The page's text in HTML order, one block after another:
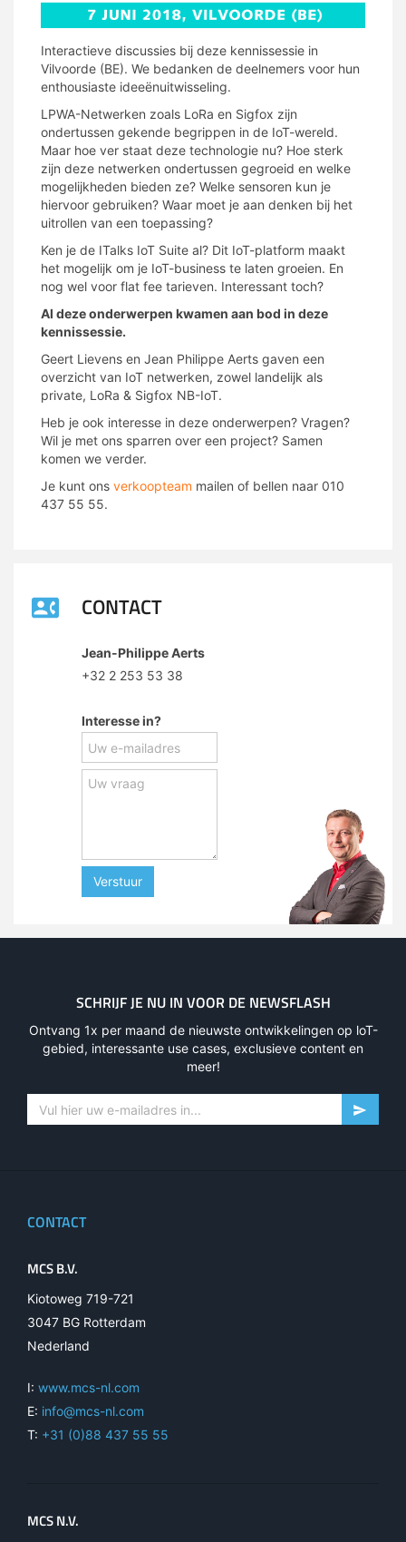
Interactieve discussies bij deze kennissessie in
Vilvoorde (BE). We bedanken de deelnemers voor hun
enthousiaste ideeënuitwisseling.
LPWA-Netwerken zoals LoRa en Sigfox zijn
ondertussen gekende begrippen in de IoT-wereld.
Maar hoe ver staat deze technologie nu? Hoe sterk
zijn deze netwerken ondertussen gegroeid en welke
mogelijkheden bieden ze? Welke sensoren kun je
hiervoor gebruiken? Waar moet je aan denken bij het
uitrollen van een toepassing?
Ken je de ITalks IoT Suite al? Dit IoT-platform maakt
het mogelijk om je IoT-business te laten groeien. En
nog wel voor flat fee tarieven. Interessant toch?
Al deze onderwerpen kwamen aan bod in deze
kennissessie.
Geert Lievens en Jean Philippe Aerts gaven een
overzicht van IoT netwerken, zowel landelijk als
private, LoRa & Sigfox NB-IoT.
Heb je ook interesse in deze onderwerpen? Vragen?
Wil je met ons sparren over een project? Samen
komen we verder.
Je kunt ons verkoopteam mailen of bellen naar 010
437 55 55.
CONTACT
Jean-Philippe Aerts
+32 2 253 53 38
Interesse in?
Verstuur
SCHRIJF JE NU IN VOOR DE NEWSFLASH
Ontvang 1x per maand de nieuwste ontwikkelingen op loT-
gebied, interessante use cases, exclusieve content en
meer!
CONTACT
MCS B.V.
Kiotoweg 719-721
3047 BG Rotterdam
Nederland
I: www.mcs-nl.com
E: info@mcs-nl.com
T: +31 (0)88 437 55 55
MCS N.V.